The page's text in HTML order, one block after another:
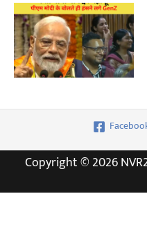
Copyright © 2026